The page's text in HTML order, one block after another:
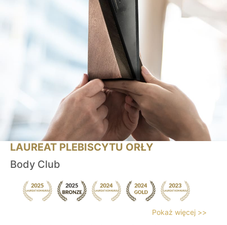
LAUREAT PLEBISCYTU ORŁY
Body Club
Pokaż więcej >>